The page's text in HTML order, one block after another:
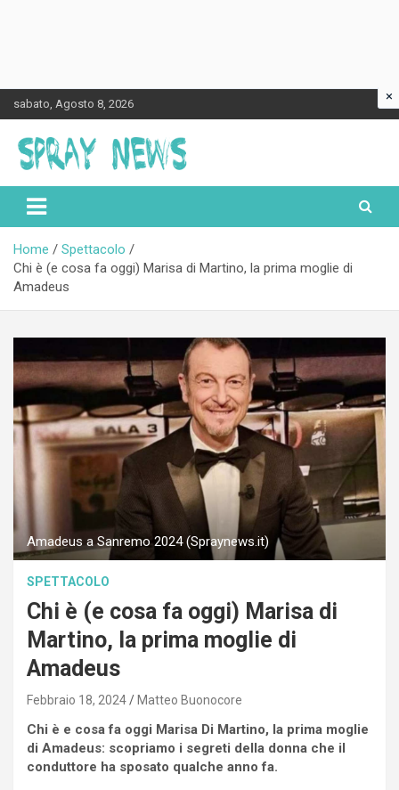
to
content
sabato, Agosto 8, 2026
Spraynews.it
Home
Spettacolo
Chi è (e cosa fa oggi) Marisa di Martino, la prima moglie di
Amadeus
Amadeus a Sanremo 2024 (Spraynews.it)
SPETTACOLO
Chi è (e cosa fa oggi) Marisa di
Martino, la prima moglie di
Amadeus
Febbraio 18, 2024 Matteo Buonocore
Chi è e cosa fa oggi Marisa Di Martino, la prima moglie
di Amadeus: scopriamo i segreti della donna che il
conduttore ha sposato qualche anno fa.
×